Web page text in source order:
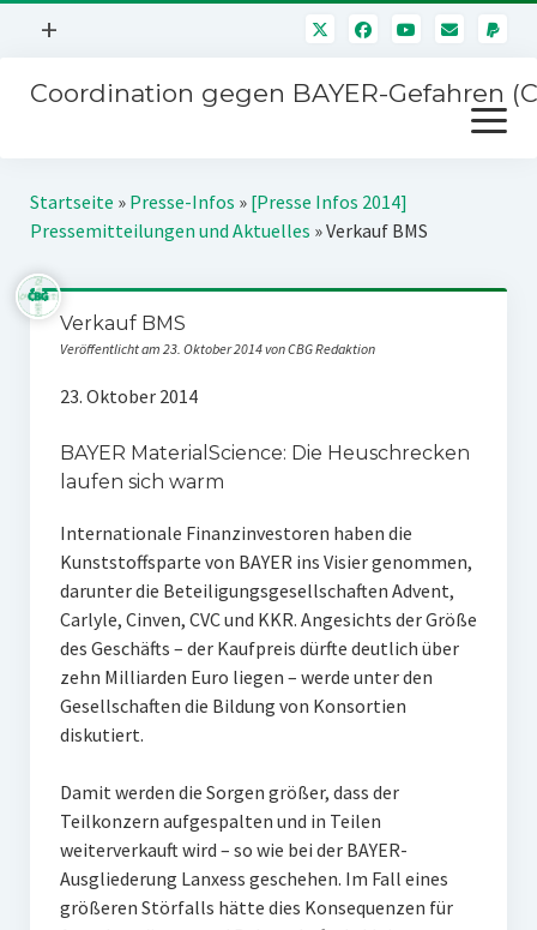
Menü
+
Mitmachen
Über uns
Kontakt
Impressum
Coordination gegen BAYER-Gefahren
Menü
öffnen
Kampagnen
Stichwort BAYER
Jahrestagung
SPENDEN
Startseite » Presse-Infos » [Presse Infos 2014]
Pressemitteilungen und Aktuelles »Verkauf BMS
Verkauf BMS
Veröffentlicht am 23. Oktober 2014 von CBG Redaktion
23. Oktober 2014
BAYER MaterialScience: Die Heuschrecken
laufen sich warm
Internationale Finanzinvestoren haben die
Kunststoffsparte von BAYER ins Visier genommen,
darunter die Beteiligungsgesellschaften Advent,
Carlyle, Cinven, CVC und KKR. Angesichts der Größe
des Geschäfts – der Kaufpreis dürfte deutlich über
zehn Milliarden Euro liegen – werde unter den
Gesellschaften die Bildung von Konsortien
diskutiert.
Damit werden die Sorgen größer, dass der
Teilkonzern aufgespalten und in Teilen
weiterverkauft wird – so wie bei der BAYER-
Ausgliederung Lanxess geschehen. Im Fall eines
größeren Störfalls hätte dies Konsequenzen für